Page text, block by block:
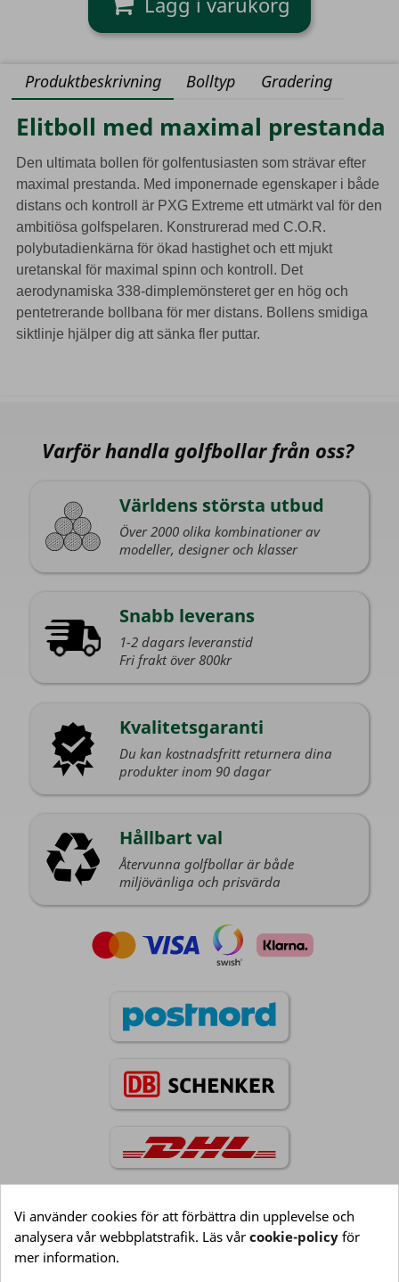
Produktbeskrivning Bolltyp Gradering
Elitboll med maximal prestanda
Den ultimata bollen för golfentusiasten som strävar efter
maximal prestanda. Med imponernade egenskaper i både
distans och kontroll är PXG Extreme ett utmärkt val för den
ambitiösa golfspelaren. Konstrurerad med C.O.R.
polybutadienkärna för ökad hastighet och ett mjukt
uretanskal för maximal spinn och kontroll. Det
aerodynamiska 338-dimplemönsteret ger en hög och
pentetrerande bollbana för mer distans. Bollens smidiga
siktlinje hjälper dig att sänka fler puttar.
Varför handla golfbollar från oss?
Världens största utbud
Över 2000 olika kombinationer av
modeller, designer och klasser
Snabb leverans
1-2 dagars leveranstid
Fri frakt över 800kr
Kvalitetsgaranti
Du kan kostnadsfritt returnera dina
produkter inom 90 dagar
Hållbart val
Återvunna golfbollar är både
miljövänliga och prisvärda
Information
Vi använder cookies för att förbättra din upplevelse och
analysera vår webbplatstrafik. Läs vår cookie-policy för
mer information.